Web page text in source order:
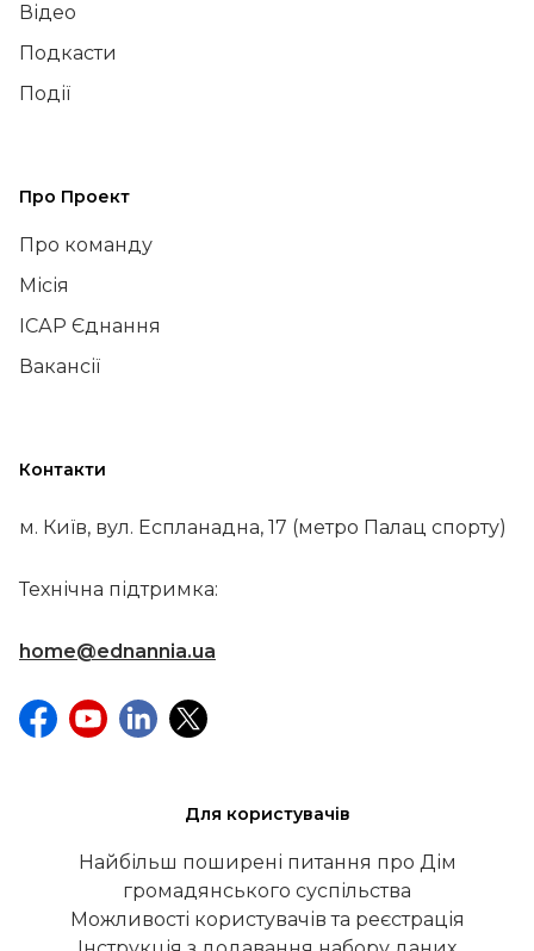
Відео
Подкасти
Події
Про Проект
Про команду
Місія
ІСАР Єднання
Вакансії
Контакти
м. Київ, вул. Еспланадна, 17 (метро Палац спорту)
Технічна підтримка:
home@ednannia.ua
Для користувачів
Найбільш поширені питання про Дім
громадянського суспільства
Можливості користувачів та реєстрація